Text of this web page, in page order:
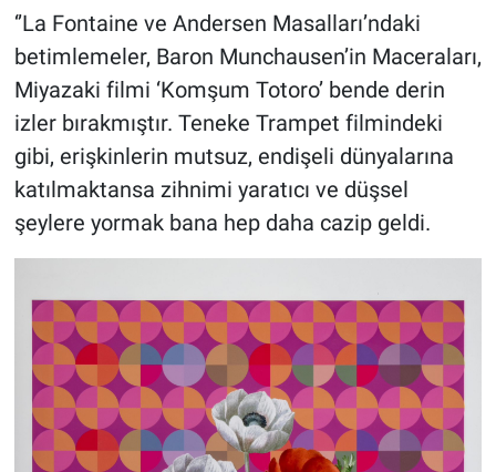
‘’La Fontaine ve Andersen Masalları’ndaki
betimlemeler, Baron Munchausen’in Maceraları,
Miyazaki filmi ‘Komşum Totoro’ bende derin
izler bırakmıştır. Teneke Trampet filmindeki
gibi, erişkinlerin mutsuz, endişeli dünyalarına
katılmaktansa zihnimi yaratıcı ve düşsel
şeylere yormak bana hep daha cazip geldi.